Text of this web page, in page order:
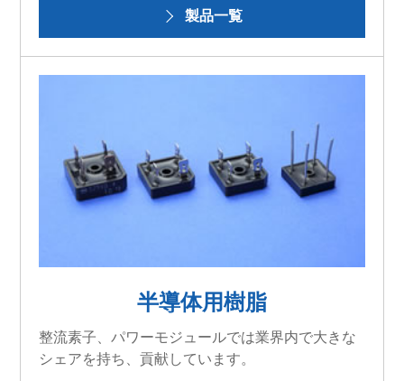
製品一覧
半導体用樹脂
整流素子、パワーモジュールでは業界内で大きな
シェアを持ち、貢献しています。